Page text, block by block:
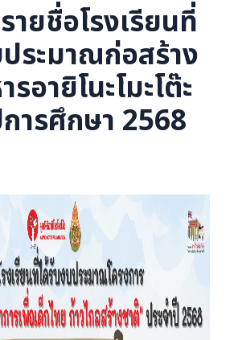
ายชื่อโรงเรียนที่
ระมาณก่อสร้าง
รอายิโนะโมะโต๊ะ
ารศึกษา 2568